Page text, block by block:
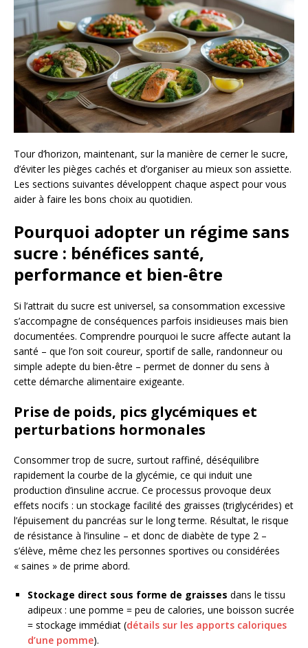
Tour d’horizon, maintenant, sur la manière de cerner le sucre,
d’éviter les pièges cachés et d’organiser au mieux son assiette.
Les sections suivantes développent chaque aspect pour vous
aider à faire les bons choix au quotidien.
Pourquoi adopter un régime sans
sucre : bénéfices santé,
performance et bien-être
Si l’attrait du sucre est universel, sa consommation excessive
s’accompagne de conséquences parfois insidieuses mais bien
documentées. Comprendre pourquoi le sucre affecte autant la
santé – que l’on soit coureur, sportif de salle, randonneur ou
simple adepte du bien-être – permet de donner du sens à
cette démarche alimentaire exigeante.
Prise de poids, pics glycémiques et
perturbations hormonales
Consommer trop de sucre, surtout raffiné, déséquilibre
rapidement la courbe de la glycémie, ce qui induit une
production d’insuline accrue. Ce processus provoque deux
effets nocifs : un stockage facilité des graisses (triglycérides) et
l’épuisement du pancréas sur le long terme. Résultat, le risque
de résistance à l’insuline – et donc de diabète de type 2 –
s’élève, même chez les personnes sportives ou considérées
« saines » de prime abord.
Stockage direct sous forme de graisses dans le tissu
adipeux : une pomme = peu de calories, une boisson sucrée
= stockage immédiat (détails sur les apports caloriques
d’une pomme).